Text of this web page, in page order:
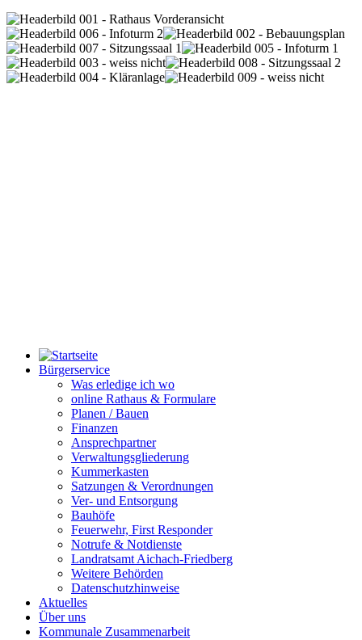
Bürgerservice
Was erledige ich wo
online Rathaus & Formulare
Planen / Bauen
Finanzen
Ansprechpartner
Verwaltungsgliederung
Kummerkasten
Satzungen & Verordnungen
Ver- und Entsorgung
Bauhöfe
Feuerwehr, First Responder
Notrufe & Notdienste
Landratsamt Aichach-Friedberg
Weitere Behörden
Datenschutzhinweise
Aktuelles
Über uns
Kommunale Zusammenarbeit